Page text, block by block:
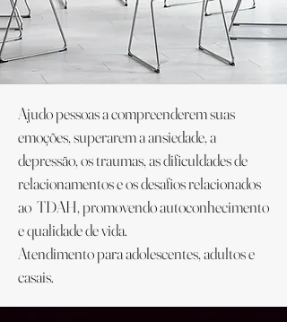
Ajudo pessoas a compreenderem suas
emoções, superarem a ansiedade, a
depressão, os traumas, as dificuldades de
relacionamentos e os desafios relacionados
ao TDAH, promovendo autoconhecimento
e qualidade de vida.
Atendimento para adolescentes, adultos e
casais.